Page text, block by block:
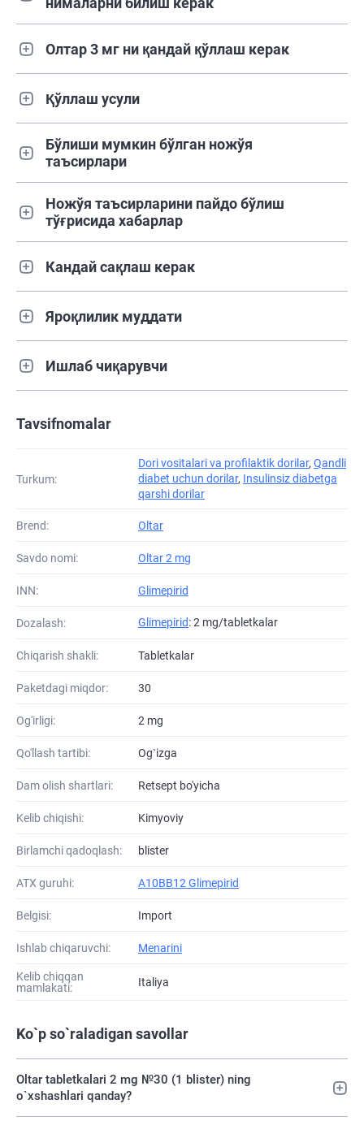
Олтар 3 мг ни қандай қўллаш керак
Қўллаш усули
Бўлиши мумкин бўлган ножўя
таъсирлари
Ножўя таъсирларини пайдо бўлиш
тўғрисида хабарлар
Кандай сақлаш керак
Яроқлилик муддати
Ишлаб чиқарувчи
Tavsifnomalar
Turkum:
Dori vositalari va profilaktik dorilar, Qandli
diabet uchun dorilar, Insulinsiz diabetga
qarshi dorilar
Brend: Oltar
Savdo nomi: Oltar 2 mg
INN: Glimepirid
Dozalash: Glimepirid: 2 mg/tabletkalar
Chiqarish shakli: Tabletkalar
Paketdagi miqdor: 30
Og'irligi: 2 mg
Qo'llash tartibi: Og`izga
Dam olish shartlari: Retsept bo'yicha
Kelib chiqishi: Kimyoviy
Birlamchi qadoqlash: blister
ATХ guruhi: A10BB12 Glimepirid
Belgisi: Import
Ishlab chiqaruvchi: Menarini
Kelib chiqqan
mamlakati:
Italiya
Ko`p so`raladigan savollar
Oltar tabletkalari 2 mg №30 (1 blister) ning
o`xshashlari qanday?